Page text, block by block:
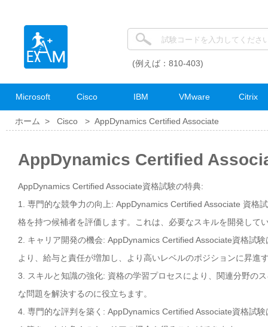
(例えば：810-403)
Microsoft Cisco IBM VMware Citrix
ホーム > Cisco > AppDynamics Certified Associate
AppDynamics Certified
AppDynamics Certified Associate資格試験の特典:
1. 専門的な競争力の向上: AppDynamics Certified Associate 資格
格を持つ候補者を評価します。これは、必要なスキルを開発して
2. キャリア開発の機会: AppDynamics Certified Associate資格試
より、給与と責任が増加し、より高いレベルのポジションに昇進
3. スキルと知識の強化: 資格の学習プロセスにより、関連分野の
な問題を解決するのに役立ちます。
4. 専門的な評判を築く: AppDynamics Certified Associate資格試